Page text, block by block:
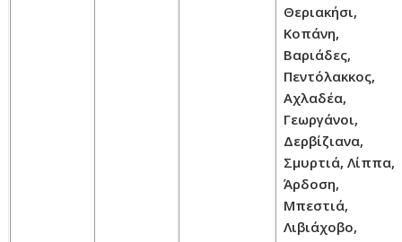
Θεριακήσι,
Κοπάνη,
Βαριάδες,
Πεντόλακκος,
Αχλαδέα,
Γεωργάνοι,
Δερβίζιανα,
Σμυρτιά, Λίππα,
Άρδοση,
Μπεστιά,
Λιβιάχοβο,